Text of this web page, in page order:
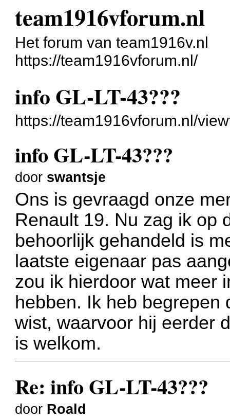
team1916vforum.nl
Het forum van team1916v.nl
https://team1916vforum.nl/
info GL-LT-43???
https://team1916vforum.nl/
info GL-LT-43???
door swantsje
Ons is gevraagd onze
Renault 19. Nu zag ik op
behoorlijk gehandeld is
laatste eigenaar pas
zou ik hierdoor wat meer
hebben. Ik heb begrepen
wist, waarvoor hij eerder
is welkom.
Re: info GL-LT-43???
door Roald